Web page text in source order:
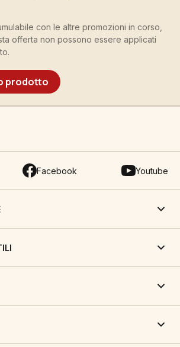
con le altre promozioni in corso,
offerta non possono essere applicati
prodotto
Facebook Youtube